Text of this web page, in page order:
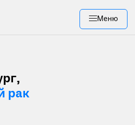
Меню
,
рак